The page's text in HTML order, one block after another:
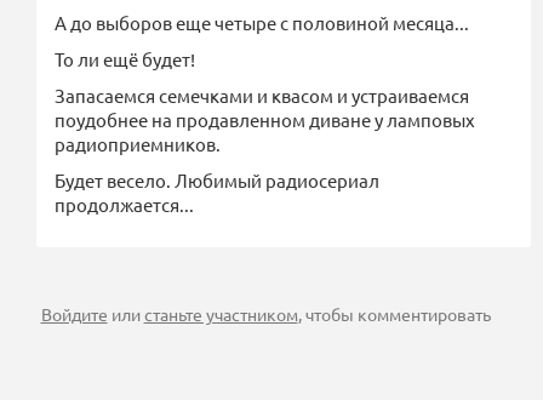
А до выборов еще четыре с половиной месяца...
То ли ещё будет!
Запасаемся семечками и квасом и устраиваемся
поудобнее на продавленном диване у ламповых
радиоприемников.
Будет весело. Любимый радиосериал
продолжается...
Войдите илистаньте участником, чтобы комментировать